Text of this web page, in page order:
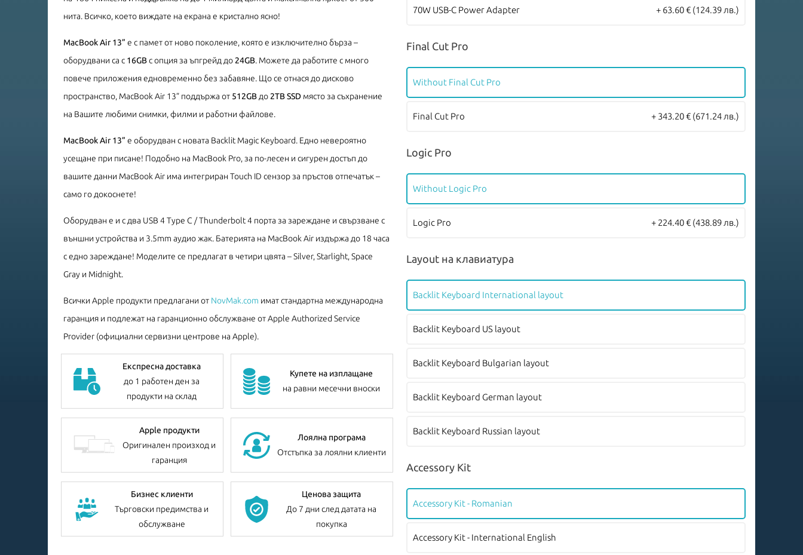
нита. Всичко, което виждате на екрана е кристално ясно!
MacBook Air 13” е с памет от ново поколение, която е изключително бърза –
оборудвани са с 16GBс опция за ъпгрейд до 24GB. Можете да работите с много
повече приложения едновременно без забавяне. Що се отнася до дисково
пространство, MacBook Air 13” поддържа от 512GBдо 2TB SSD място за съхранение
на Вашите любими снимки, филми и работни файлове.
MacBook Air 13” е оборудван с новата Backlit Magic Keyboard. Едно невероятно
усещане при писане! Подобно на MacBook Pro, за по-лесен и сигурен достъп до
вашите данни MacBook Air има интегриран Touch ID сензор за пръстов отпечатък –
само го докоснете!
Оборудван е и с два USB 4 Type C / Thunderbolt 4 порта за зареждане и свързване с
външни устройства и 3.5mm аудио жак. Батерията на MacBook Air издържа до 18 часа
с едно зареждане! Моделите се предлагат в четири цвята – Silver, Starlight, Space
Gray и Midnight.
Всички Apple продукти предлагани от NovMak.com имат стандартна международна
гаранция и подлежат на гаранционно обслужване от Apple Authorized Service
Provider (официални сервизни центрове на Apple).
Експресна доставка
до 1 работен ден за
продукти на склад
Купете на изплащане
на равни месечни вноски
Apple продукти
Оригинален произход и
гаранция
Лоялна програма
Отстъпка за лоялни клиенти
Бизнес клиенти
Търговски предимства и
обслужване
Ценова защита
До 7 дни след датата на
покупка
70W USB-C Power Adapter + 63.60 € (124.39 лв.)
Final Cut Pro
Without Final Cut Pro
Final Cut Pro + 343.20 € (671.24 лв.)
Logic Pro
Without Logic Pro
Logic Pro + 224.40 € (438.89 лв.)
Layout на клавиатура
Backlit Keyboard International layout
Backlit Keyboard US layout
Backlit Keyboard Bulgarian layout
Backlit Keyboard German layout
Backlit Keyboard Russian layout
Accessory Kit
Accessory Kit - Romanian
Accessory Kit - International English